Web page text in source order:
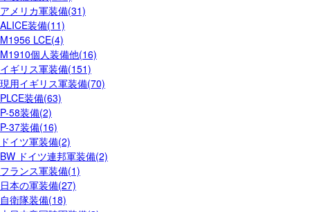
アメリカ軍装備(31)
ALICE装備(11)
M1956 LCE(4)
M1910個人装備他(16)
イギリス軍装備(151)
現用イギリス軍装備(70)
PLCE装備(63)
P-58装備(2)
P-37装備(16)
ドイツ軍装備(2)
BW ドイツ連邦軍装備(2)
フランス軍装備(1)
日本の軍装備(27)
自衛隊装備(18)